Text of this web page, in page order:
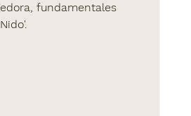
fundamentales